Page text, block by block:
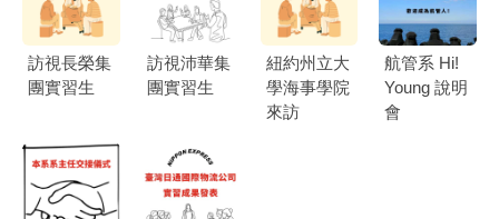
訪視長榮集
團實習生
訪視沛華集
團實習生
紐約州立大
學海事學院
來訪
航管系 Hi!
Young 說明
會